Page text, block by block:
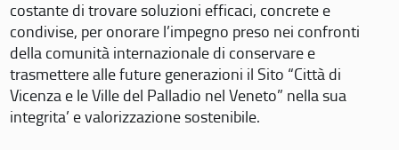
costante di trovare soluzioni efficaci, concrete e
condivise, per onorare l’impegno preso nei confronti
della comunità internazionale di conservare e
trasmettere alle future generazioni il Sito “Città di
Vicenza e le Ville del Palladio nel Veneto” nella sua
integrita’ e valorizzazione sostenibile.